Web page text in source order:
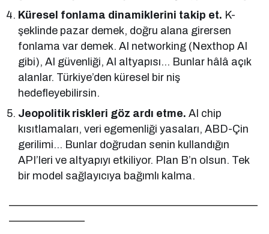
Küresel fonlama dinamiklerini takip et. K-
şeklinde pazar demek, doğru alana girersen
fonlama var demek. AI networking (Nexthop AI
gibi), AI güvenliği, AI altyapısı… Bunlar hâlâ açık
alanlar. Türkiye’den küresel bir niş
hedefleyebilirsin.
Jeopolitik riskleri göz ardı etme. AI chip
kısıtlamaları, veri egemenliği yasaları, ABD-Çin
gerilimi… Bunlar doğrudan senin kullandığın
API’leri ve altyapıyı etkiliyor. Plan B’n olsun. Tek
bir model sağlayıcıya bağımlı kalma.